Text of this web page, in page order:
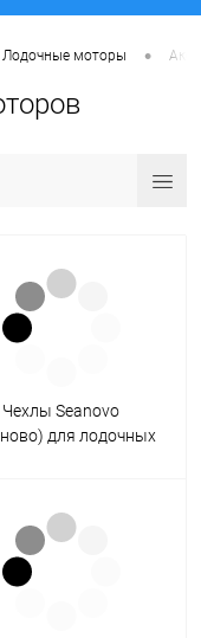
Лодочные моторы •
Чехлы Seanovo
для лодочных